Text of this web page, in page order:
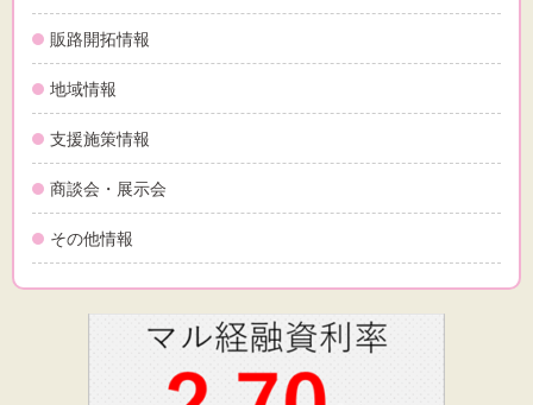
販路開拓情報
地域情報
支援施策情報
商談会・展示会
その他情報